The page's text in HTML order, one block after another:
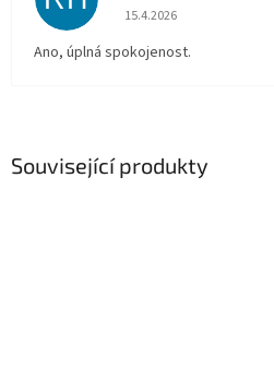
Související produkty
Hodnocení obchodu je
15.4.2026
Ano, úplná spokojenost.